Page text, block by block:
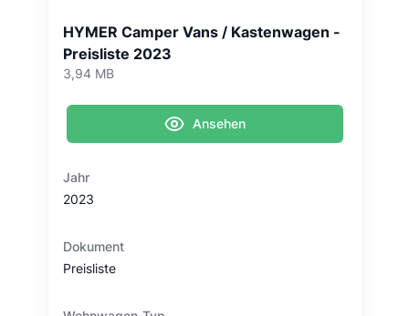
HYMER Camper Vans / Kastenwagen -
Preisliste 2023
3,94 MB
Ansehen
Jahr
2023
Dokument
Preisliste